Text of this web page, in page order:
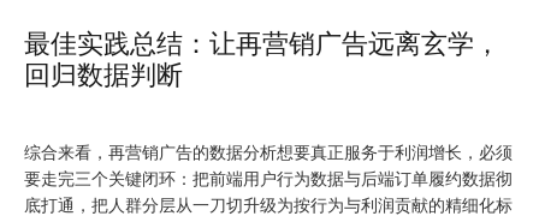
最佳实践总结：让再营销广告远离玄学，
回归数据判断
综合来看，再营销广告的数据分析想要真正服务于利润增长，必须
要走完三个关键闭环：把前端用户行为数据与后端订单履约数据彻
底打通，把人群分层从一刀切升级为按行为与利润贡献的精细化标